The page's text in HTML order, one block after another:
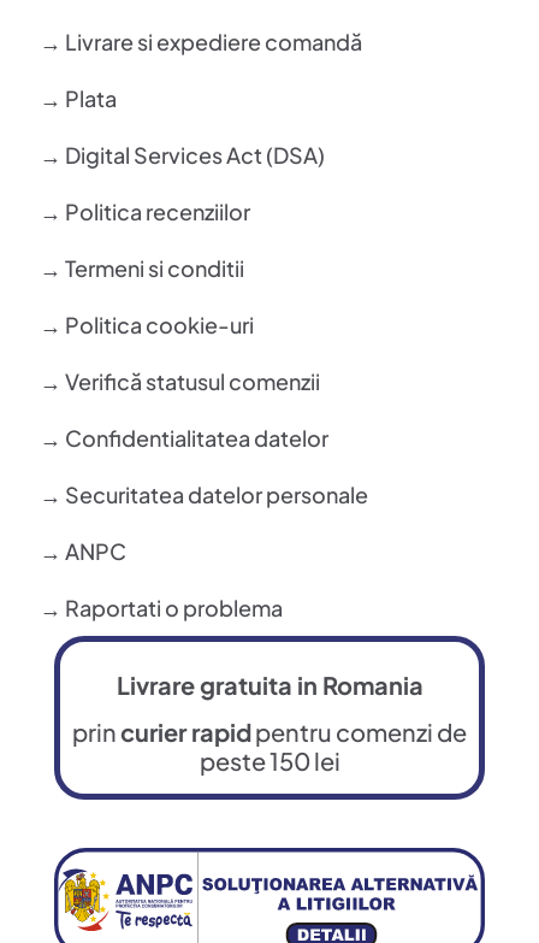
→ Livrare si expediere comandă
→ Plata
→ Digital Services Act (DSA)
→ Politica recenziilor
→ Termeni si conditii
→ Politica cookie-uri
→ Verifică statusul comenzii
→ Confidentialitatea datelor
→ Securitatea datelor personale
→ ANPC
→ Raportati o problema
Livrare gratuita in Romania
princurier rapidpentru comenzi de
peste 150 lei